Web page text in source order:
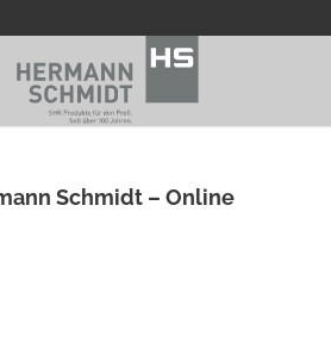
Schmidt – Online